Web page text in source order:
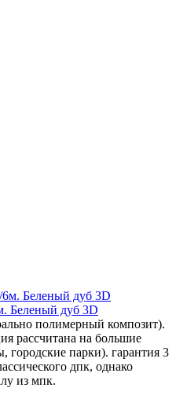
Беленый дуб 3D
полимерный композит).
рассчитана на большие
городские парки). гарантия 3
дпк, однако
из мпк.